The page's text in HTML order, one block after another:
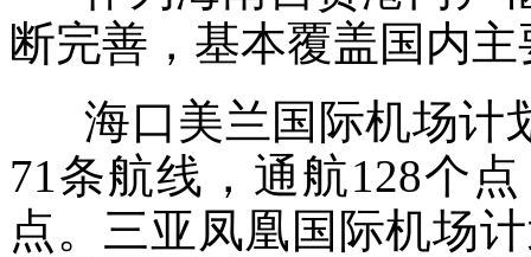
断完善，基本覆盖国内
海口美兰国际机场计
71条航线，通航128个
点。三亚凤凰国际机场